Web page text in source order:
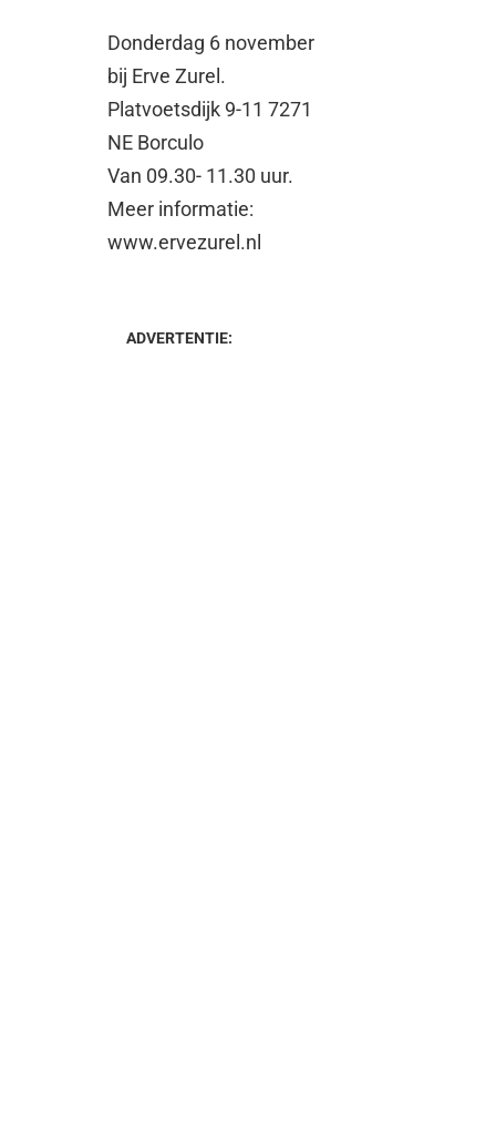
Donderdag 6 november
bij Erve Zurel.
Platvoetsdijk 9-11 7271
NE Borculo
Van 09.30- 11.30 uur.
Meer informatie:
www.ervezurel.nl
ADVERTENTIE: